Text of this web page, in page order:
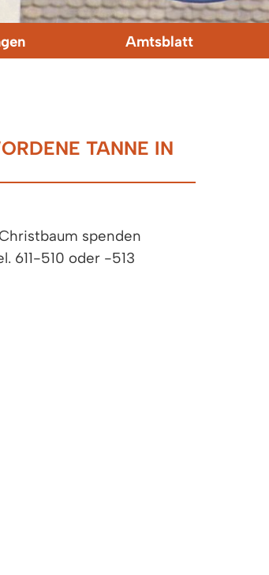
Amtsblatt
TANNE IN I
spenden
611-510 oder -513